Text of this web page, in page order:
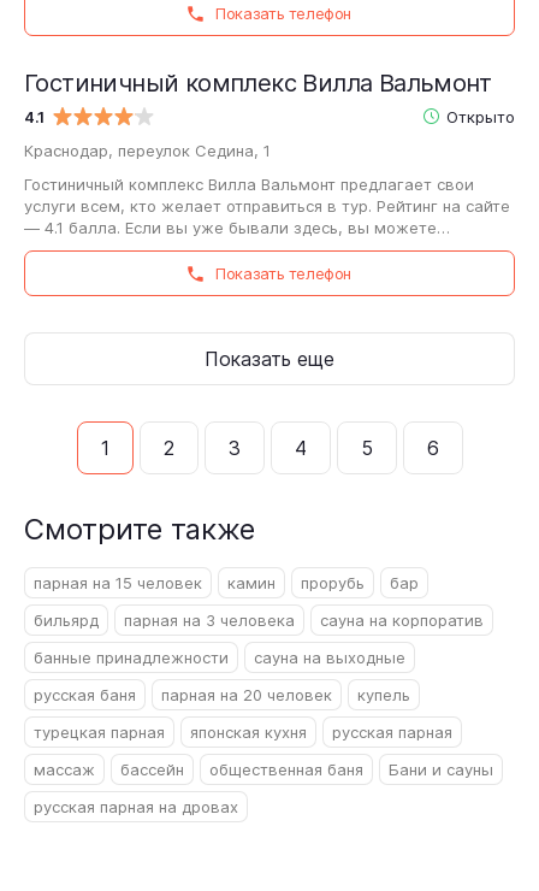
Показать телефон
4.1 Открыто
Гостиничный комплекс Вилла Вальмонт
Краснодар, переулок Седина, 1
Гостиничный комплекс Вилла Вальмонт предлагает свои
услуги всем, кто желает отправиться в тур. Рейтинг на сайте
— 4.1 балла. Если вы уже бывали здесь, вы можете
рассказать про Гостиничный комплекс…
Показать телефон
Показать еще
1 2 3 4 5 6
Смотрите также
парная на 15 человек камин прорубь
бар
бильярд
парная на 3 человека
сауна на корпоратив
банные принадлежности
сауна на выходные
русская баня
парная на 20 человек
купель
турецкая парная
японская кухня
русская парная
массаж
бассейн общественная баня
Бани и сауны
русская парная на дровах